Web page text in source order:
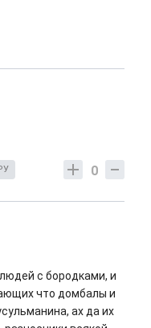
0
с бородками, и
что домбалы и
ах да их